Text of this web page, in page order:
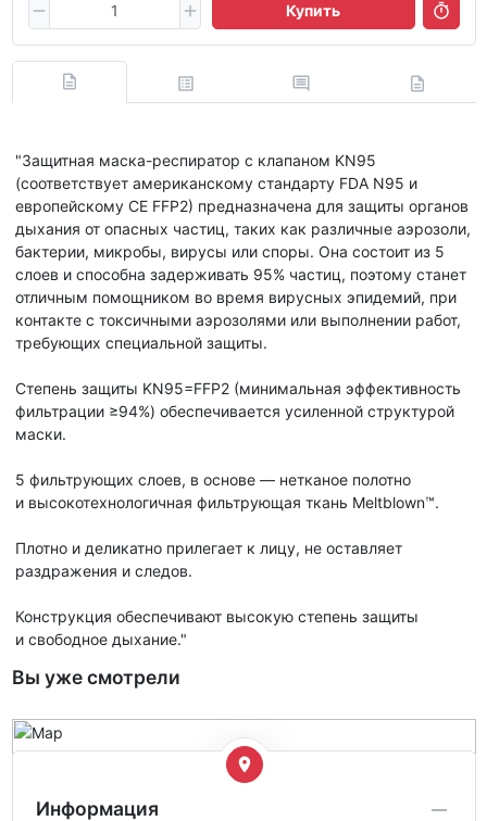
Купить
"Защитная маска-респиратор с клапаном KN95
(соответствует американскому стандарту FDA N95 и
европейскому CE FFP2) предназначена для защиты органов
дыхания от опасных частиц, таких как различные аэрозоли,
бактерии, микробы, вирусы или споры. Она состоит из 5
слоев и способна задерживать 95% частиц, поэтому станет
отличным помощником во время вирусных эпидемий, при
контакте с токсичными аэрозолями или выполнении работ,
требующих специальной защиты.
Степень защиты KN95=FFP2 (минимальная эффективность
фильтрации ≥94%) обеспечивается усиленной структурой
маски.
5 фильтрующих слоев, в основе — нетканое полотно
и высокотехнологичная фильтрующая ткань Meltblown™.
Плотно и деликатно прилегает к лицу, не оставляет
раздражения и следов.
Конструкция обеспечивают высокую степень защиты
и свободное дыхание."
Вы уже смотрели
Информация